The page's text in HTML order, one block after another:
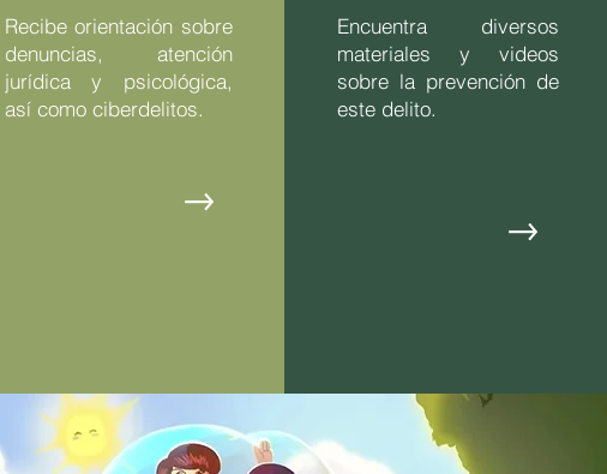
Recibe orientación sobre
denuncias, atención
jurídica y psicológica,
así como ciberdelitos.
Encuentra diversos
materiales y videos
sobre la prevención de
este delito.